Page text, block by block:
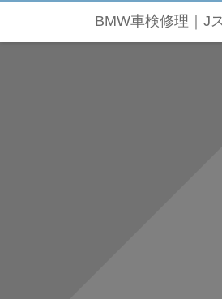
BMW車検修理｜J